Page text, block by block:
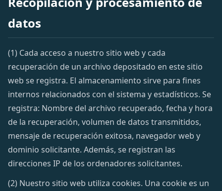
datos
(1) Cada acceso a nuestro sitio web y cada
recuperación de un archivo depositado en este sitio
web se registra. El almacenamiento sirve para fines
internos relacionados con el sistema y estadísticos. Se
registra: Nombre del archivo recuperado, fecha y hora
de la recuperación, volumen de datos transmitidos,
mensaje de recuperación exitosa, navegador web y
dominio solicitante. Además, se registran las
direcciones IP de los ordenadores solicitantes.
(2) Nuestro sitio web utiliza cookies. Una cookie es un